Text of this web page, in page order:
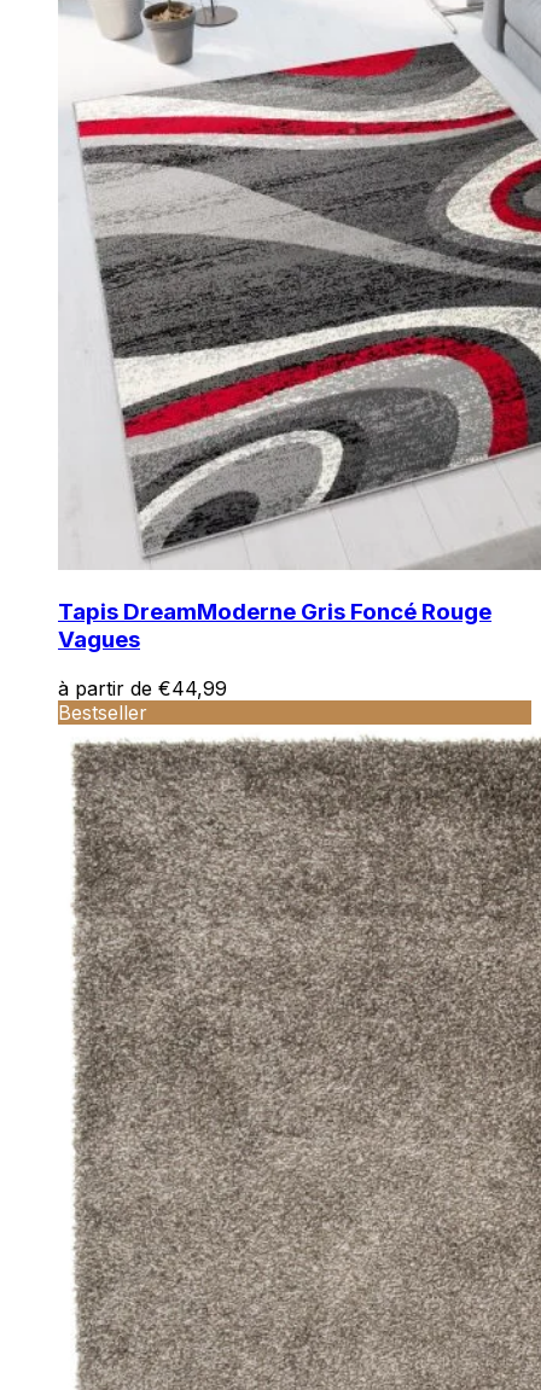
Tapis DreamModerne Gris Foncé Rouge
Vagues
à partir de €44,99
Bestseller